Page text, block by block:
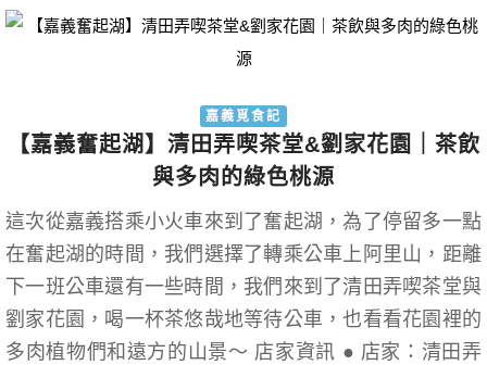
嘉義覓食記
【嘉義奮起湖】清田弄喫茶堂&劉家花園｜茶飲
與多肉的綠色桃源
這次從嘉義搭乘小火車來到了奮起湖，為了停留多一點
在奮起湖的時間，我們選擇了轉乘公車上阿里山，距離
下一班公車還有一些時間，我們來到了清田弄喫茶堂與
劉家花園，喝一杯茶悠哉地等待公車，也看看花園裡的
多肉植物們和遠方的山景～ 店家資訊 ● 店家：清田弄